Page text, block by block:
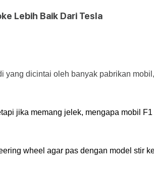
Lebih Baik Dari Tesla
yang dicintai oleh banyak pabrikan
jika memang jelek, mengapa mobil
wheel agar pas dengan model stir